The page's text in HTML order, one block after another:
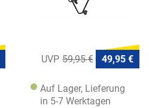
59,95 € 49,95 €
Auf Lager, Lieferung
in 5-7 Werktagen